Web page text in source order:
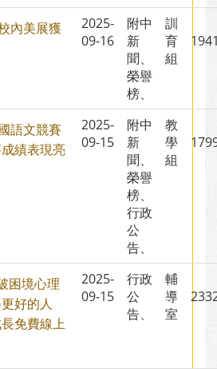
內美展獲
2025-
09-16
附中
新
聞、
榮譽
榜、
訓
育
組
語文競賽
績表現亮
2025-
09-15
附中
新
聞、
榮譽
榜、
行政
公
告、
教
學
組
困境心理
好的人
免費線上
2025-
09-15
行政
公
告、
輔
導
室